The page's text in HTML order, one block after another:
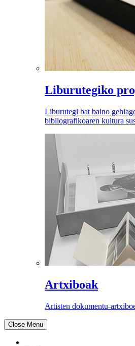
Liburutegiko
Liburutegi bat baino
bibliografikoaren kultura
Artxiboak
Artisten dokumentu-
Close Menu